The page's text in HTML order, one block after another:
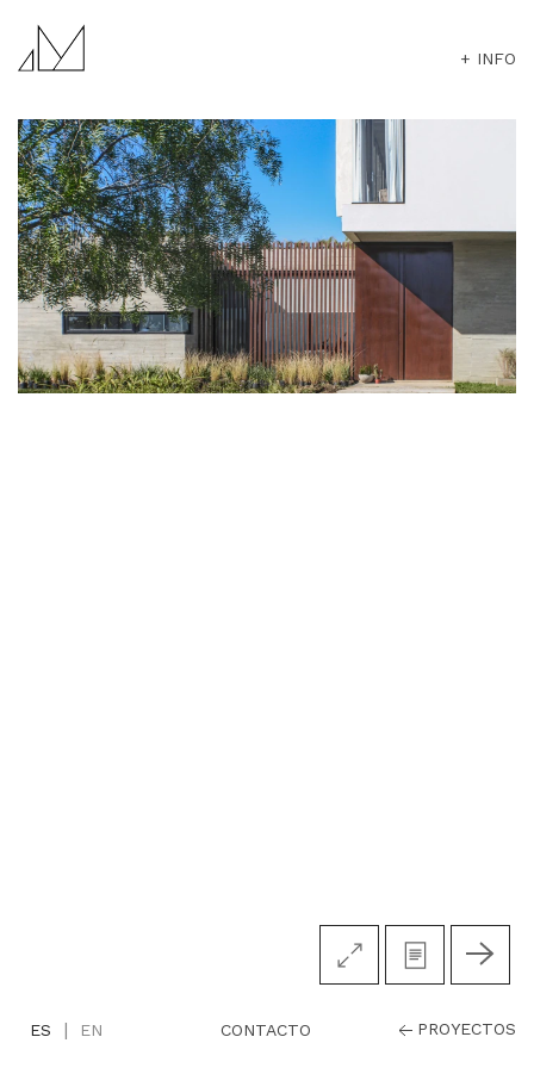
+ INFO
ES | EN CONTACTO PROYECTOS